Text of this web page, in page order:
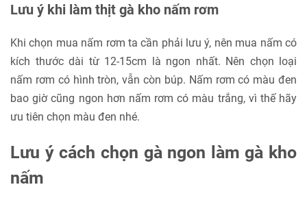
Lưu ý khi làm thịt gà kho nấm rơm
Khi chọn mua nấm rơm ta cần phải lưu ý, nên mua nấm có
kích thước dài từ 12-15cm là ngon nhất. Nên chọn loại
nấm rơm có hình tròn, vẫn còn búp. Nấm rơm có màu đen
bao giờ cũng ngon hơn nấm rơm có màu trắng, vì thế hãy
ưu tiên chọn màu đen nhé.
Lưu ý cách chọn gà ngon làm gà kho
nấm